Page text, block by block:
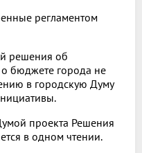
регламентом
решения об
бюджете города не
в городскую Думу
проекта Решения
в одном чтении.